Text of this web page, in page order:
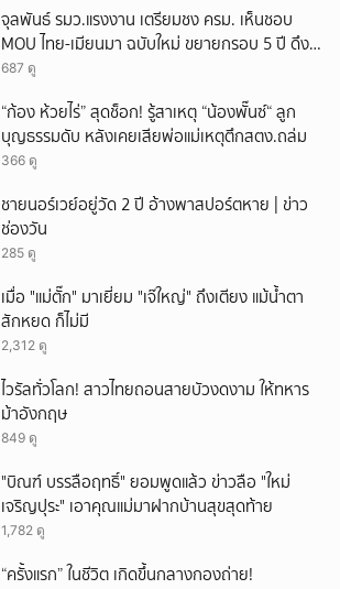
จุลพันธ์ รมว.แรงงาน เตรียมชง ครม. เห็นชอบ
MOU ไทย-เมียนมา ฉบับใหม่ ขยายกรอบ 5 ปี ดึง
แรงงานเข้าระบบ
687 ดู
“ก้อง ห้วยไร่” สุดช็อก! รู้สาเหตุ “น้องพั๊นซ์“ ลูก
บุญธรรมดับ หลังเคยเสียพ่อแม่เหตุตึกสตง.ถล่ม
366 ดู
ชายนอร์เวย์อยู่วัด 2 ปี อ้างพาสปอร์ตหาย | ข่าว
ช่องวัน
285 ดู
เมื่อ "แม่ตั๊ก" มาเยี่ยม "เจ๊ใหญ่" ถึงเตียง แม้น้ำตา
สักหยด ก็ไม่มี
2,312 ดู
ไวรัลทั่วโลก! สาวไทยถอนสายบัวงดงาม ให้ทหาร
ม้าอังกฤษ
849 ดู
"บิณฑ์ บรรลือฤทธิ์" ยอมพูดแล้ว ข่าวลือ "ใหม่
เจริญปุระ" เอาคุณแม่มาฝากบ้านสุขสุดท้าย
1,782 ดู
“ครั้งแรก” ในชีวิต เกิดขึ้นกลางกองถ่าย!